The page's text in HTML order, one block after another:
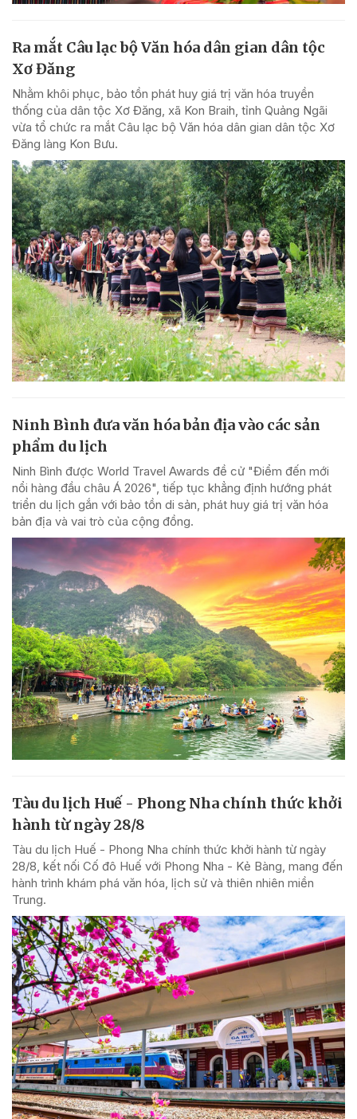
Ra mắt Câu lạc bộ Văn hóa dân gian dân tộc
Xơ Đăng
Nhằm khôi phục, bảo tồn phát huy giá trị văn hóa truyền
thống của dân tộc Xơ Đăng, xã Kon Braih, tỉnh Quảng Ngãi
vừa tổ chức ra mắt Câu lạc bộ Văn hóa dân gian dân tộc Xơ
Đăng làng Kon Bưu.
Ninh Bình đưa văn hóa bản địa vào các sản
phẩm du lịch
Ninh Bình được World Travel Awards đề cử "Điểm đến mới
nổi hàng đầu châu Á 2026", tiếp tục khẳng định hướng phát
triển du lịch gắn với bảo tồn di sản, phát huy giá trị văn hóa
bản địa và vai trò của cộng đồng.
Tàu du lịch Huế - Phong Nha chính thức khởi
hành từ ngày 28/8
Tàu du lịch Huế - Phong Nha chính thức khởi hành từ ngày
28/8, kết nối Cố đô Huế với Phong Nha - Kẻ Bàng, mang đến
hành trình khám phá văn hóa, lịch sử và thiên nhiên miền
Trung.